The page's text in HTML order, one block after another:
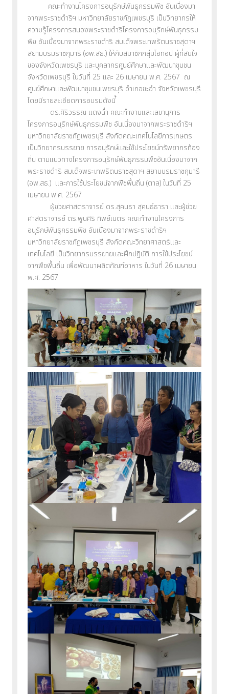
คณะทำงานโครงการอนุรักษ์พันธุกรรมพืช อันเนื่องมา
จากพระราชดำริฯ มหาวิทยาลัยราชภัฏเพชรบุรี เป็นวิทยากรให้
ความรู้โครงการสนองพระราชดำริโครงการอนุรักษ์พันธุกรรม
พืช อันเนื่องมาจากพระราชดำริ สมเด็จพระเทพรัตนราชสุดาฯ
สยามบรมราชกุมารี (อพ.สธ.) ให้กับสมาชิกกลุ่มโอทอป ผู้ที่สนใจ
ของจังหวัดเพชรบุรี และบุคลากรศูนย์ศึกษาและพัฒนาชุมชน
จังหวัดเพชรบุรี ในวันที่ 25 และ 26 เมษายน พ.ศ. 2567 ณ
ศูนย์ศึกษาและพัฒนาชุมชนเพชรบุรี อำเภอชะอำ จังหวัดเพชรบุรี
โดยมีรายละเอียดการอบรมดังนี้
ดร.ศิริวรรณ แดงฉ่ำ คณะทำงานและเลขานุการ
โครงการอนุรักษ์พันธุกรรมพืช อันเนื่องมาจากพระราชดำริฯ
มหาวิทยาลัยราชภัฏเพชรบุรี สังกัดคณะเทคโนโลยีการเกษตร
เป็นวิทยากรบรรยาย การอนุรักษ์และใช้ประโยชน์ทรัพยากรท้อง
ถิ่น ตามแนวทางโครงการอนุรักษ์พันธุกรรมพืชอันเนื่องมาจาก
พระราชดำริ สมเด็จพระเทพรัตนราชสุดาฯ สยามบรมราชกุมารี
(อพ.สธ.) และการใช้ประโยชน์จากพืชพื้นถิ่น (ตาล) ในวันที่ 25
เมษายน พ.ศ. 2567
ผู้ช่วยศาสตราจารย์ ดร.สุคนธา สุคนธ์ธารา และผู้ช่วย
ศาสตราจารย์ ดร.พูนศิริ ทิพย์เนตร คณะทำงานโครงการ
อนุรักษ์พันธุกรรมพืช อันเนื่องมาจากพระราชดำริฯ
มหาวิทยาลัยราชภัฏเพชรบุรี สังกัดคณะวิทยาศาสตร์และ
เทคโนโลยี เป็นวิทยากรบรรยายและฝึกปฏิบัติ การใช้ประโยชน์
จากพืชพื้นถิ่น เพื่อพัฒนาผลิตภัณฑ์อาหาร ในวันที่ 26 เมษายน
พ.ศ. 2567